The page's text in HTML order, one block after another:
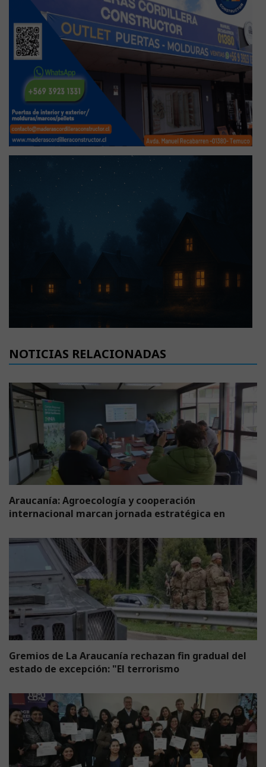
NOTICIAS RELACIONADAS
Araucanía: Agroecología y cooperación
internacional marcan jornada estratégica en
Gremios de La Araucanía rechazan fin gradual del
estado de excepción: "El terrorismo